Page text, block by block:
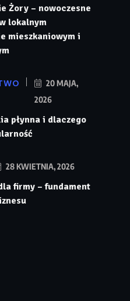
Żory – nowoczesne
lokalnym
mieszkaniowym i
20 MAJA,
2026
płynna i dlaczego
28 KWIETNIA, 2026
firmy – fundament